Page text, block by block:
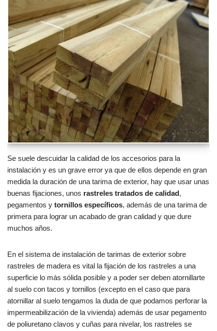
Se suele descuidar la calidad de los accesorios para la
instalación y es un grave error ya que de ellos depende en gran
medida la duración de una tarima de exterior, hay que usar unas
buenas fijaciones, unos rastreles tratados de calidad,
pegamentos y tornillos específicos, además de una tarima de
primera para lograr un acabado de gran calidad y que dure
muchos años.
En el sistema de instalación de tarimas de exterior sobre
rastreles de madera es vital la fijación de los rastreles a una
superficie lo más sólida posible y a poder ser deben atornillarte
al suelo con tacos y tornillos (excepto en el caso que para
atornillar al suelo tengamos la duda de que podamos perforar la
impermeabilización de la vivienda) además de usar pegamento
de poliuretano clavos y cuñas para nivelar, los rastreles se